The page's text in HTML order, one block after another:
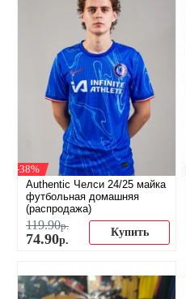
-38%
Authentic Челси 24/25 майка
футбольная домашняя
(распродажа)
119.90р.
74.90р.
Купить